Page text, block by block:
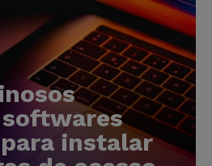
instalar